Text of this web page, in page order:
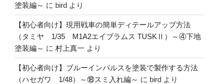
塗装編～ に bird より
【初心者向け】現用戦車の簡単ディテールアップ方法
（タミヤ 1/35 M1A2エイブラムス TUSKⅡ）～④下地
塗装編～ に 村上真一 より
【初心者向け】ブルーインパルスを塗装で製作する方法
（ハセガワ 1/48）～⑱スミ入れ編～ に bird より